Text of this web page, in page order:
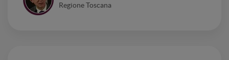
Regione Toscana